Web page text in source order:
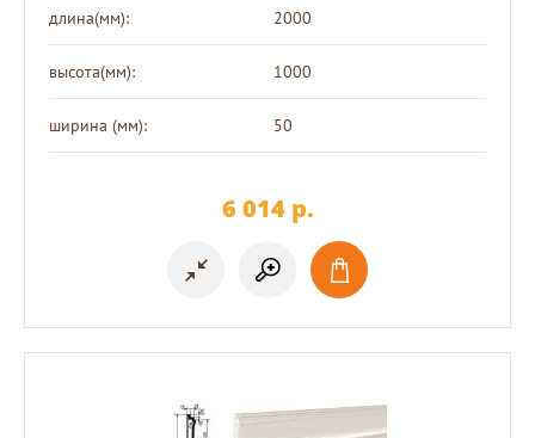
длина(мм): 2000
высота(мм): 1000
ширина (мм): 50
6 014p.